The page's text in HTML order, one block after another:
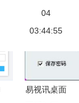
业务助力夯
实基层党建
04
03:44:55
易视讯桌面